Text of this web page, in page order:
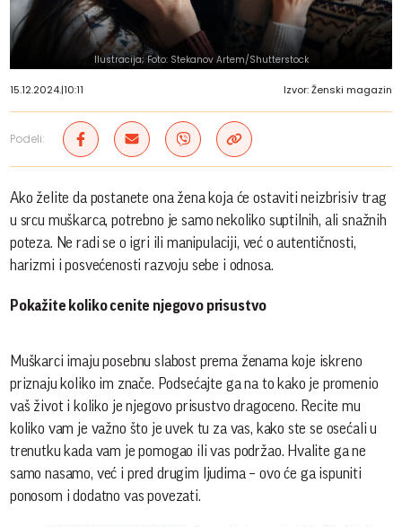
Ilustracija; Foto: Stekanov Artem/Shutterstock
15.12.2024.|10:11 Izvor: Ženski magazin
Podeli:
Ako želite da postanete ona žena koja će ostaviti neizbrisiv trag
u srcu muškarca, potrebno je samo nekoliko suptilnih, ali snažnih
poteza. Ne radi se o igri ili manipulaciji, već o autentičnosti,
harizmi i posvećenosti razvoju sebe i odnosa.
Pokažite koliko cenite njegovo prisustvo
Muškarci imaju posebnu slabost prema ženama koje iskreno
priznaju koliko im znače. Podsećajte ga na to kako je promenio
vaš život i koliko je njegovo prisustvo dragoceno. Recite mu
koliko vam je važno što je uvek tu za vas, kako ste se osećali u
trenutku kada vam je pomogao ili vas podržao. Hvalite ga ne
samo nasamo, već i pred drugim ljudima – ovo će ga ispuniti
ponosom i dodatno vas povezati.